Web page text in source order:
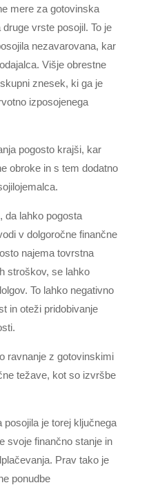
mere za gotovinska
vrste posojil. To je
nezavarovana, kar
Višje obrestne
znesek, ki ga je
izposojenega
pogosto krajši, kar
obroke in s tem dodatno
da lahko pogosta
v dolgoročne finančne
najema tovrstna
stroškov, se lahko
To lahko negativno
in oteži pridobivanje
ravnanje z gotovinskimi
težave, kot so izvršbe
je torej ključnega
svoje finančno stanje in
Prav tako je
ponudbe